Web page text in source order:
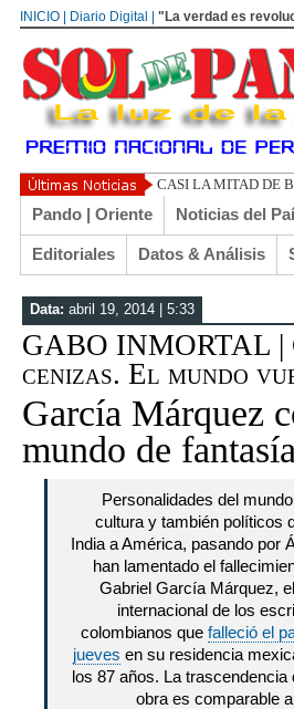
INICIO | Diario Digital | "La verdad es
UN LIBERTARIO
Pando | Oriente Noticias del
Editoriales Datos & Análisis
Data: abril 19, 2014 | 5:33
GABO INMORTAL |
cenizas. El mundo
García Márquez
mundo de
Personalidades del
cultura y también políticos
India a América, pasando por
han lamentado el
Gabriel García Márquez,
internacional de los
colombianos que falleció el
jueves en su residencia
los 87 años. La trascendencia
obra es comparable